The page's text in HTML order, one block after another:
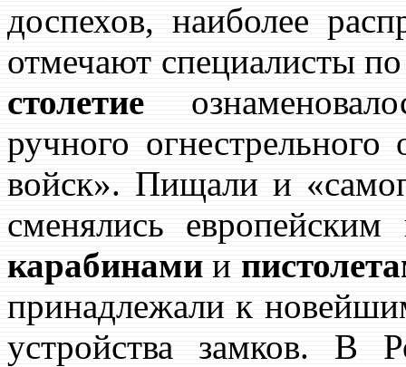
доспехов, наиболее
отмечают специалисты
столетие
ручного
войск». Пищали и
сменялись
карабинами и
принадлежали к
устройства замков. В